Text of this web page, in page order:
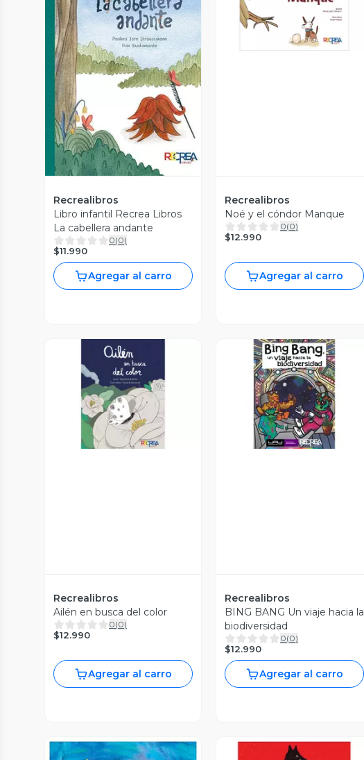
Vista Previa
Recrealibros
Libro infantil Recrea Libros
La cabellera andante
0(0)
$11.990
Agregar al carro
Vista Previa
Recrealibros
Noé y el cóndor Manque
0(0)
$12.990
Agregar al carro
Vista Previa
Recrealibros
Ailén en busca del color
0(0)
$12.990
Agregar al carro
Vista Previa
Recrealibros
BING BANG Un viaje hacia la
biodiversidad
0(0)
$12.990
Agregar al carro